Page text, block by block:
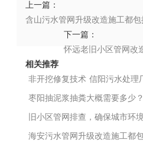
上一篇：
含山污水管网升级改造施工都
下一篇：
怀远老旧小区管网改
相关推荐
非开挖修复技术 信阳污水处理
枣阳抽泥浆抽粪大概需要多少
旧小区管网排查，确保城市环
海安污水管网升级改造施工都